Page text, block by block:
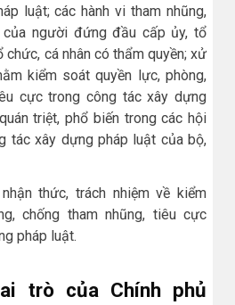
luật; các hành vi tham nhũng,
của người đứng đầu cấp ủy, tổ
chức, cá nhân có thẩm quyền; xử
kiểm soát quyền lực, phòng,
cực trong công tác xây dựng
triệt, phổ biến trong các hội
tác xây dựng pháp luật của bộ,
thức, trách nhiệm về kiểm
chống tham nhũng, tiêu cực
pháp luật.
trò của Chính phủ